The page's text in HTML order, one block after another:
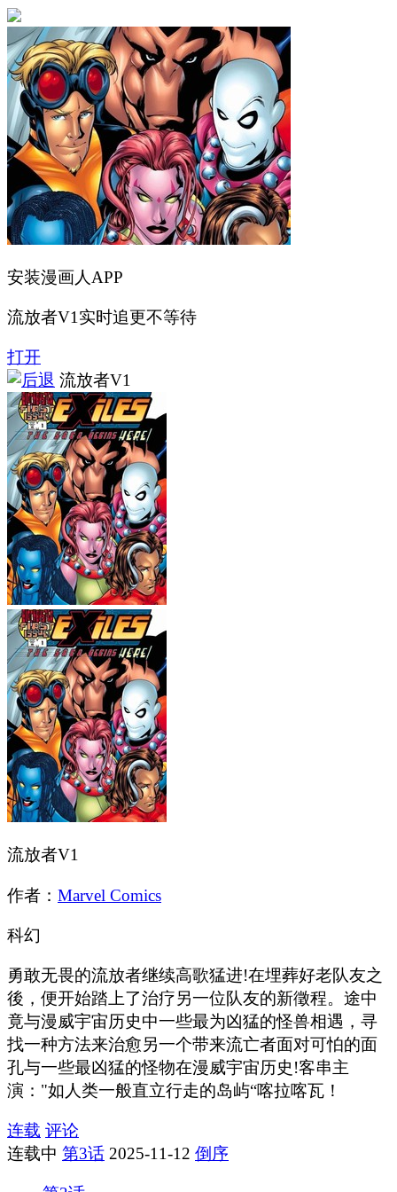
安装漫画人APP
流放者V1实时追更不等待
打开
流放者V1
流放者V1
作者： Marvel Comics
科幻
勇敢无畏的流放者继续高歌猛进!在埋葬好老队友之
後，便开始踏上了治疗另一位队友的新徵程。途中
竟与漫威宇宙历史中一些最为凶猛的怪兽相遇，寻
找一种方法来治愈另一个带来流亡者面对可怕的面
孔与一些最凶猛的怪物在漫威宇宙历史!客串主
演："如人类一般直立行走的岛屿“喀拉喀瓦！
连载 评论
连载中 第3话 2025-11-12 倒序